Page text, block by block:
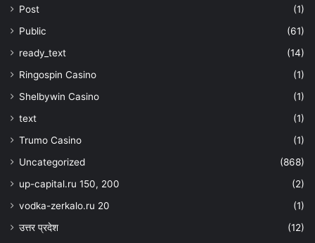
Post
(1)
Public
(61)
ready_text
(14)
Ringospin Casino
(1)
Shelbywin Casino
(1)
text
(1)
Trumo Casino
(1)
Uncategorized
(868)
up-capital.ru 150, 200
(2)
vodka-zerkalo.ru 20
(1)
उत्तर प्रदेश
(12)